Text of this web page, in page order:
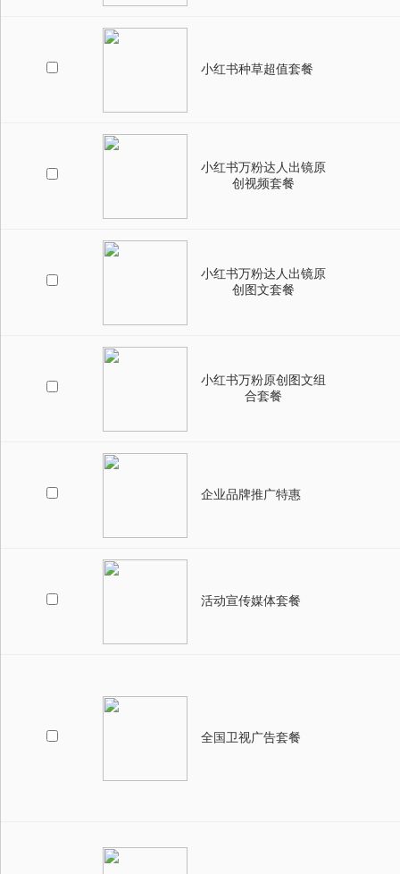
小红书种草超值套餐
小红书万粉达人出镜原
创视频套餐
小红书万粉达人出镜原
创图文套餐
小红书万粉原创图文组
合套餐
企业品牌推广特惠
活动宣传媒体套餐
全国卫视广告套餐